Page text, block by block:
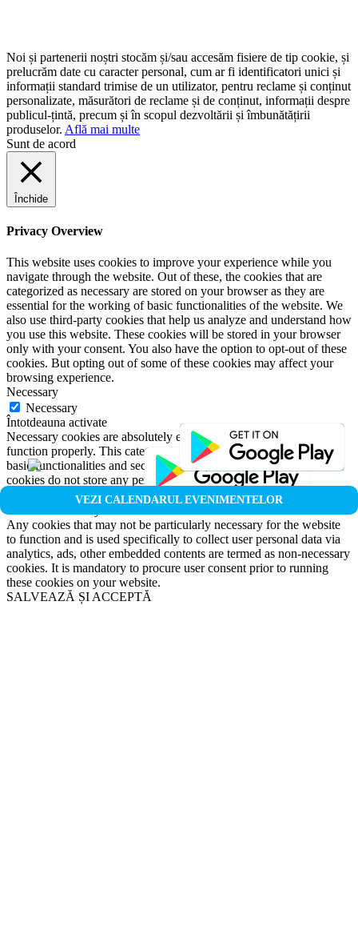
VEZI CALENDARUL EVENIMENTELOR
Noi și partenerii noștri stocăm și/sau accesăm fisiere de tip cookie, și
prelucrăm date cu caracter personal, cum ar fi identificatori unici și
informații standard trimise de un utilizator, pentru reclame și conținut
personalizate, măsurători de reclame și de conținut, informații despre
publicul-țintă, precum și în scopul dezvoltării și îmbunătățirii
produselor. Află mai multe
Sunt de acord
Închide
Privacy Overview
This website uses cookies to improve your experience while you
navigate through the website. Out of these, the cookies that are
categorized as necessary are stored on your browser as they are
essential for the working of basic functionalities of the website. We
also use third-party cookies that help us analyze and understand how
you use this website. These cookies will be stored in your browser
only with your consent. You also have the option to opt-out of these
cookies. But opting out of some of these cookies may affect your
browsing experience.
Necessary
Necessary
Întotdeauna activate
Necessary cookies are absolutely essential for the website to
function properly. This category only includes cookies that ensures
basic functionalities and security features of the website. These
cookies do not store any personal information.
Non-necessary
Any cookies that may not be particularly necessary for the website
to function and is used specifically to collect user personal data via
analytics, ads, other embedded contents are termed as non-necessary
cookies. It is mandatory to procure user consent prior to running
these cookies on your website.
SALVEAZĂ ȘI ACCEPTĂ